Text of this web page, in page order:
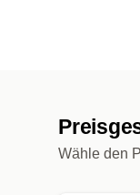
Wähle den